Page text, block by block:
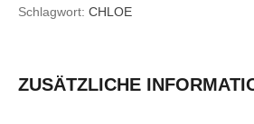
Schlagwort: CHLOE
ZUSÄTZLICHE